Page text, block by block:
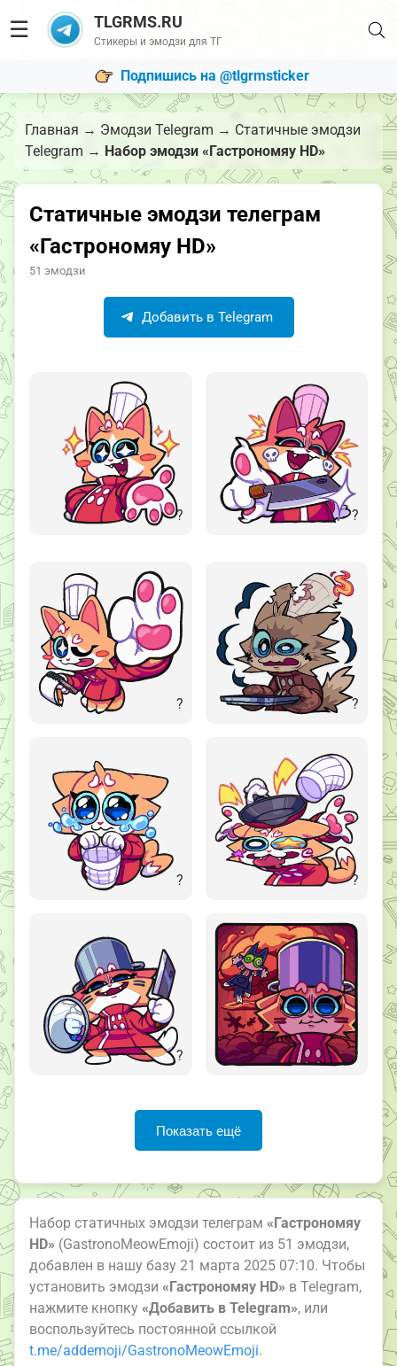
☰ TLGRMS.RU
Стикеры и эмодзи для ТГ
Подпишись на @tlgrmsticker
Главная → Эмодзи Telegram → Статичные эмодзи
Telegram → Набор эмодзи «Гастрономяу HD»
Статичные эмодзи телеграм
«Гастрономяу HD»
51 эмодзи
Добавить в Telegram
? ?
? ?
? ?
? ?
Показать ещё
Набор статичных эмодзи телеграм «Гастрономяу
HD» (GastronoMeowEmoji) состоит из 51 эмодзи,
добавлен в нашу базу 21 марта 2025 07:10. Чтобы
установить эмодзи «Гастрономяу HD» в Telegram,
нажмите кнопку «Добавить в Telegram», или
воспользуйтесь постоянной ссылкой
t.me/addemoji/GastronoMeowEmoji.